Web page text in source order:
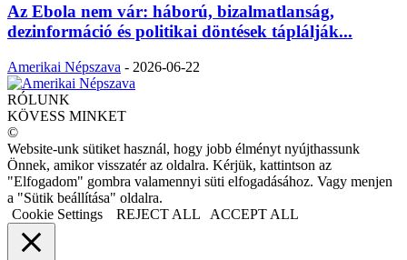
Az Ebola nem vár: háború, bizalmatlanság,
dezinformáció és politikai döntések táplálják...
Amerikai Népszava - 2026-06-22
RÓLUNK
KÖVESS MINKET
©
Website-unk sütiket használ, hogy jobb élményt nyújthassunk
Önnek, amikor visszatér az oldalra. Kérjük, kattintson az
"Elfogadom" gombra valamennyi süti elfogadásához. Vagy menjen
a "Sütik beállítása" oldalra.
Cookie Settings
REJECT ALL ACCEPT ALL